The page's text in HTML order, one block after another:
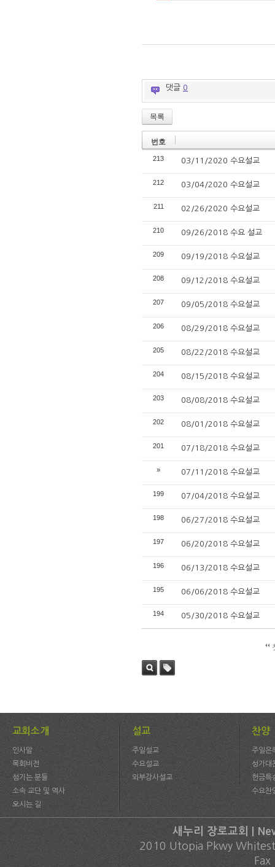
댓글 0
목록
번호
213 03/11/2020 수요설교
212 03/04/2020 수요설교
211 02/26/2020 수요설교
210 09/26/2018 수요 설교
209 09/19/2018 수요설교
208 09/12/2018 수요설교
207 09/05/2018 수요설교
206 08/29/2018 수요설교
205 08/22/2018 수요설교
204 08/15/2018 수요설교
203 08/08/2018 수요설교
202 08/01/2018 수요설교
201 07/18/2018 수요설교
» 07/11/2018 수요설교
199 07/04/2018 수요설교
198 06/27/2018 수요설교
197 06/20/2018 수요설교
196 06/13/2018 수요설교
195 06/06/2018 수요설교
194 05/30/2018 수요설교
교회소개
인사말
목회비전
섬기는 분들
소속 교단 및 역사
오시는 길
설교
주일설교
수요설교
외부강사설교
찬양
주일은
성가대
헌금특
수요찬
새누리 장로교회 |
2010 Utopia Pkwy